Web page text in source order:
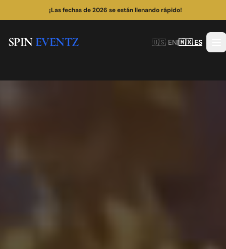
Andres personally DJs every event
SPINEVENTZ 🇺🇸 EN|🇲🇽 ES